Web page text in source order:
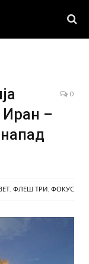
Иран –
0
ФЛЕШ ТРИ ФОКУС